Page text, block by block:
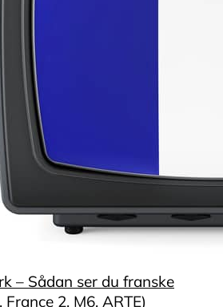
– Sådan ser du franske
2, M6, ARTE)